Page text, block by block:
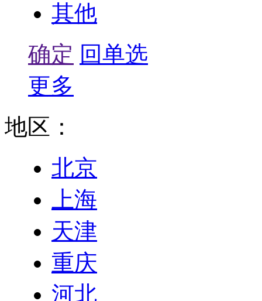
其他
确定 回单选
更多
地区：
北京
上海
天津
重庆
河北